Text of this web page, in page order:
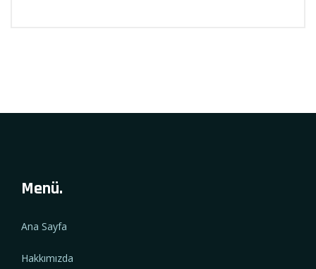
Menü.
Ana Sayfa
Hakkımızda